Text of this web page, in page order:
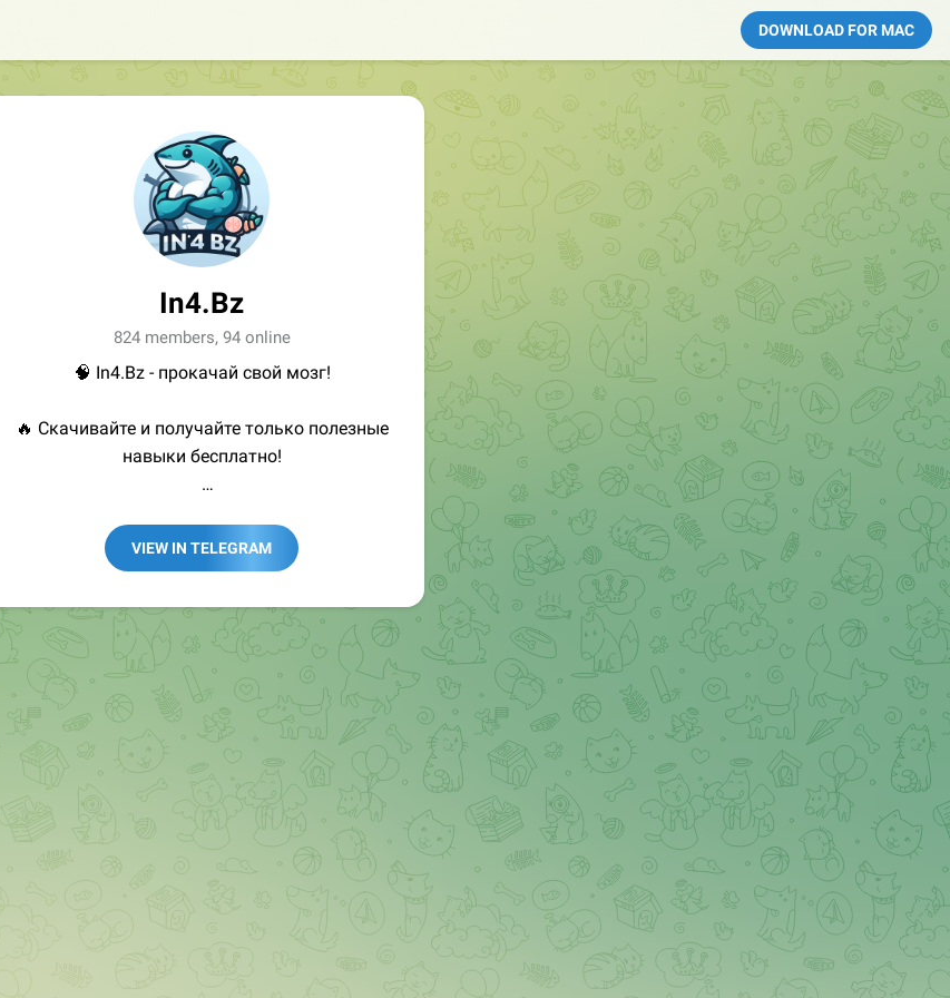
DOWNLOAD FOR MAC
In4.Bz
824 members, 94 online
🧠 In4.Bz - прокачай свой мозг!
🔥 Скачивайте и получайте только полезные
навыки бесплатно!
➖ in4.bz/
➖ https://t.me/in4bz
➖ https://t.me/in4news
🔞 t.me/in4bo
VIEW IN TELEGRAM